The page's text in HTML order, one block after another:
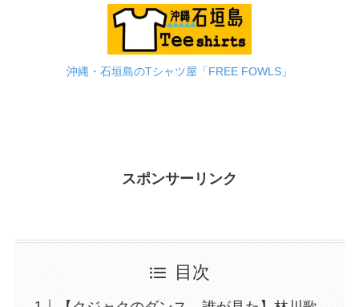
沖縄・石垣島のTシャツ屋「FREE FOWLS」
スポンサーリンク
目次